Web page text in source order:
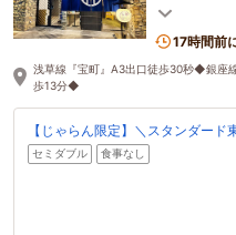
アクセス便利
17時間前
浅草線『宝町』A3出口徒歩30秒◆銀座
歩13分◆
【じゃらん限定】＼スタンダー
セミダブル 食事なし